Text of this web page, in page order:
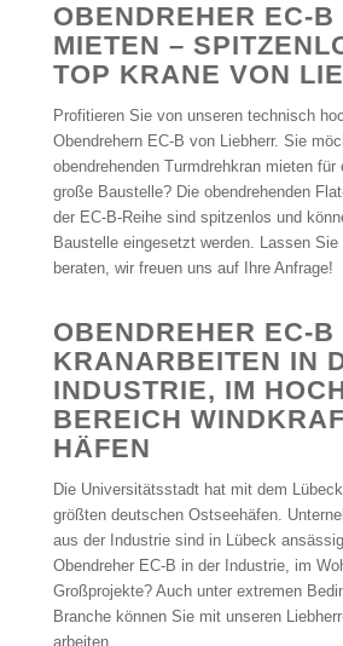
OBENDREHER EC-
MIETEN –
TOP KRANE VON
Profitieren Sie von unseren technisch
Obendrehern EC-B von Liebherr. Sie
obendrehenden Turmdrehkran mieten für
große Baustelle? Die obendrehenden
der EC-B-Reihe sind spitzenlos und
Baustelle eingesetzt werden. Lassen Sie
beraten, wir freuen uns auf Ihre Anfrage!
OBENDREHER EC-
KRANARBEITEN IN
INDUSTRIE, IM
BEREICH
HÄFEN
Die Universitätsstadt hat mit dem
größten deutschen Ostseehäfen.
aus der Industrie sind in Lübeck
Obendreher EC-B in der Industrie, im
Großprojekte? Auch unter extremen
Branche können Sie mit unseren
arbeiten.